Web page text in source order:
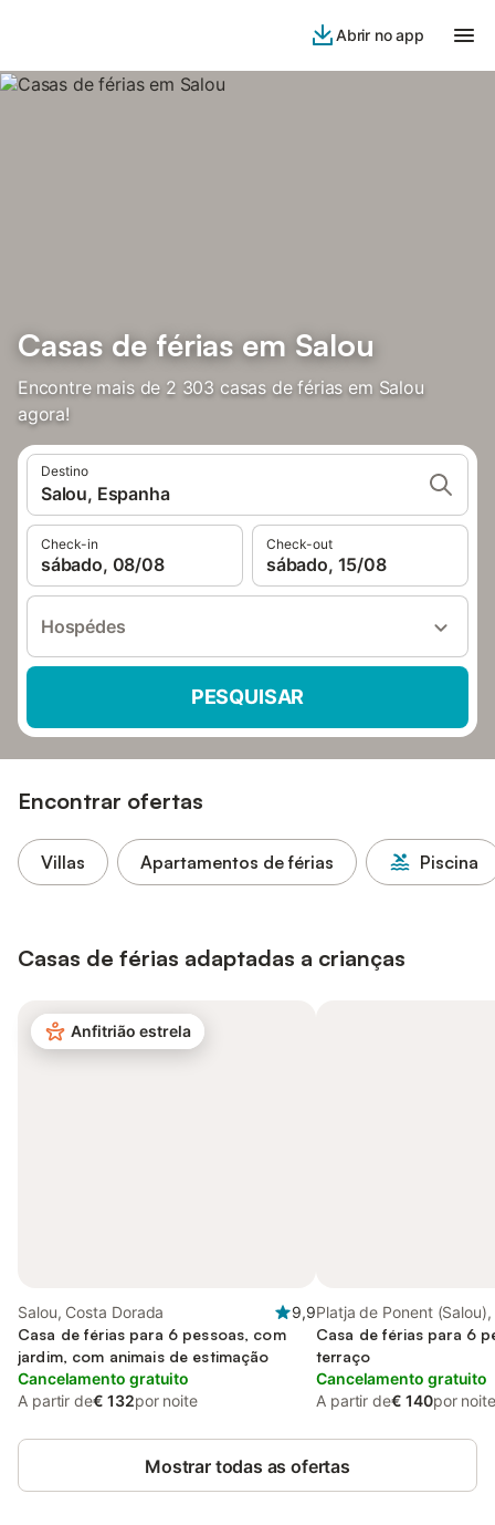
Abrir no app
Casas de férias em Salou
Encontre mais de 2 303 casas de férias em Salou
agora!
Destino
Salou, Espanha
Check-in
sábado, 08/08
Check-out
sábado, 15/08
Hospédes
PESQUISAR
Encontrar ofertas
Villas Apartamentos de férias Piscina
Casas de férias adaptadas a crianças
Anfitrião estrela
Salou, Costa Dorada
9,9
Casa de férias para 6 pessoas, com
jardim, com animais de estimação
Cancelamento gratuito
A partir de€ 132por noite
Platja de Ponent (Salou),
Casa de férias para 6
terraço
Cancelamento gratuito
A partir de€ 140por noite
Mostrar todas as ofertas